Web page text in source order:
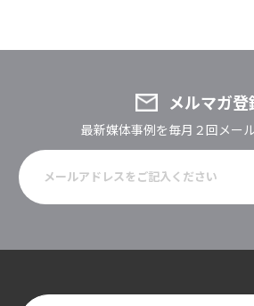
メルマガ登
最新媒体事例を毎月２回メー